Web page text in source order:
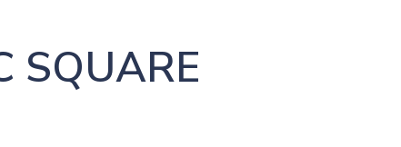
SQUARE